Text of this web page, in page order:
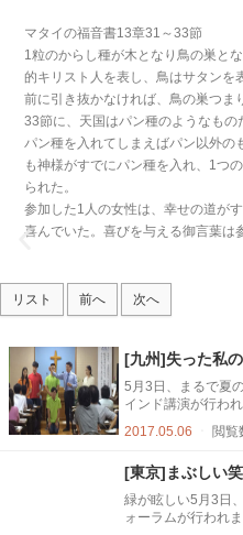
マタイの福音書13章31～33節
1粒のからし種が木となり鳥の巣と
的キリスト人を表し、鳥はサタンを
前に引き抜かなければ、鳥の巣つま
33節に、天国はパン種のようなもの
パン種を入れてしまえばパン以外の
も神様がすでにパン種を入れ、1つ
られた。
参加した1人の女性は、幸せの道が
喜んでいた。喜びを与える御言葉は
リスト 前へ 次へ
[九州]失った私
5月3日、まるで夏
インド講演が行わ
る大学生は、皮膚
いよかったです。
化-他の人の良いマ
れれば良い 挑戦-何
ながらお...
2017.05.06 閲覧
[東京]まぶしい
緑が眩しい5月3日
ォーラムが行われ